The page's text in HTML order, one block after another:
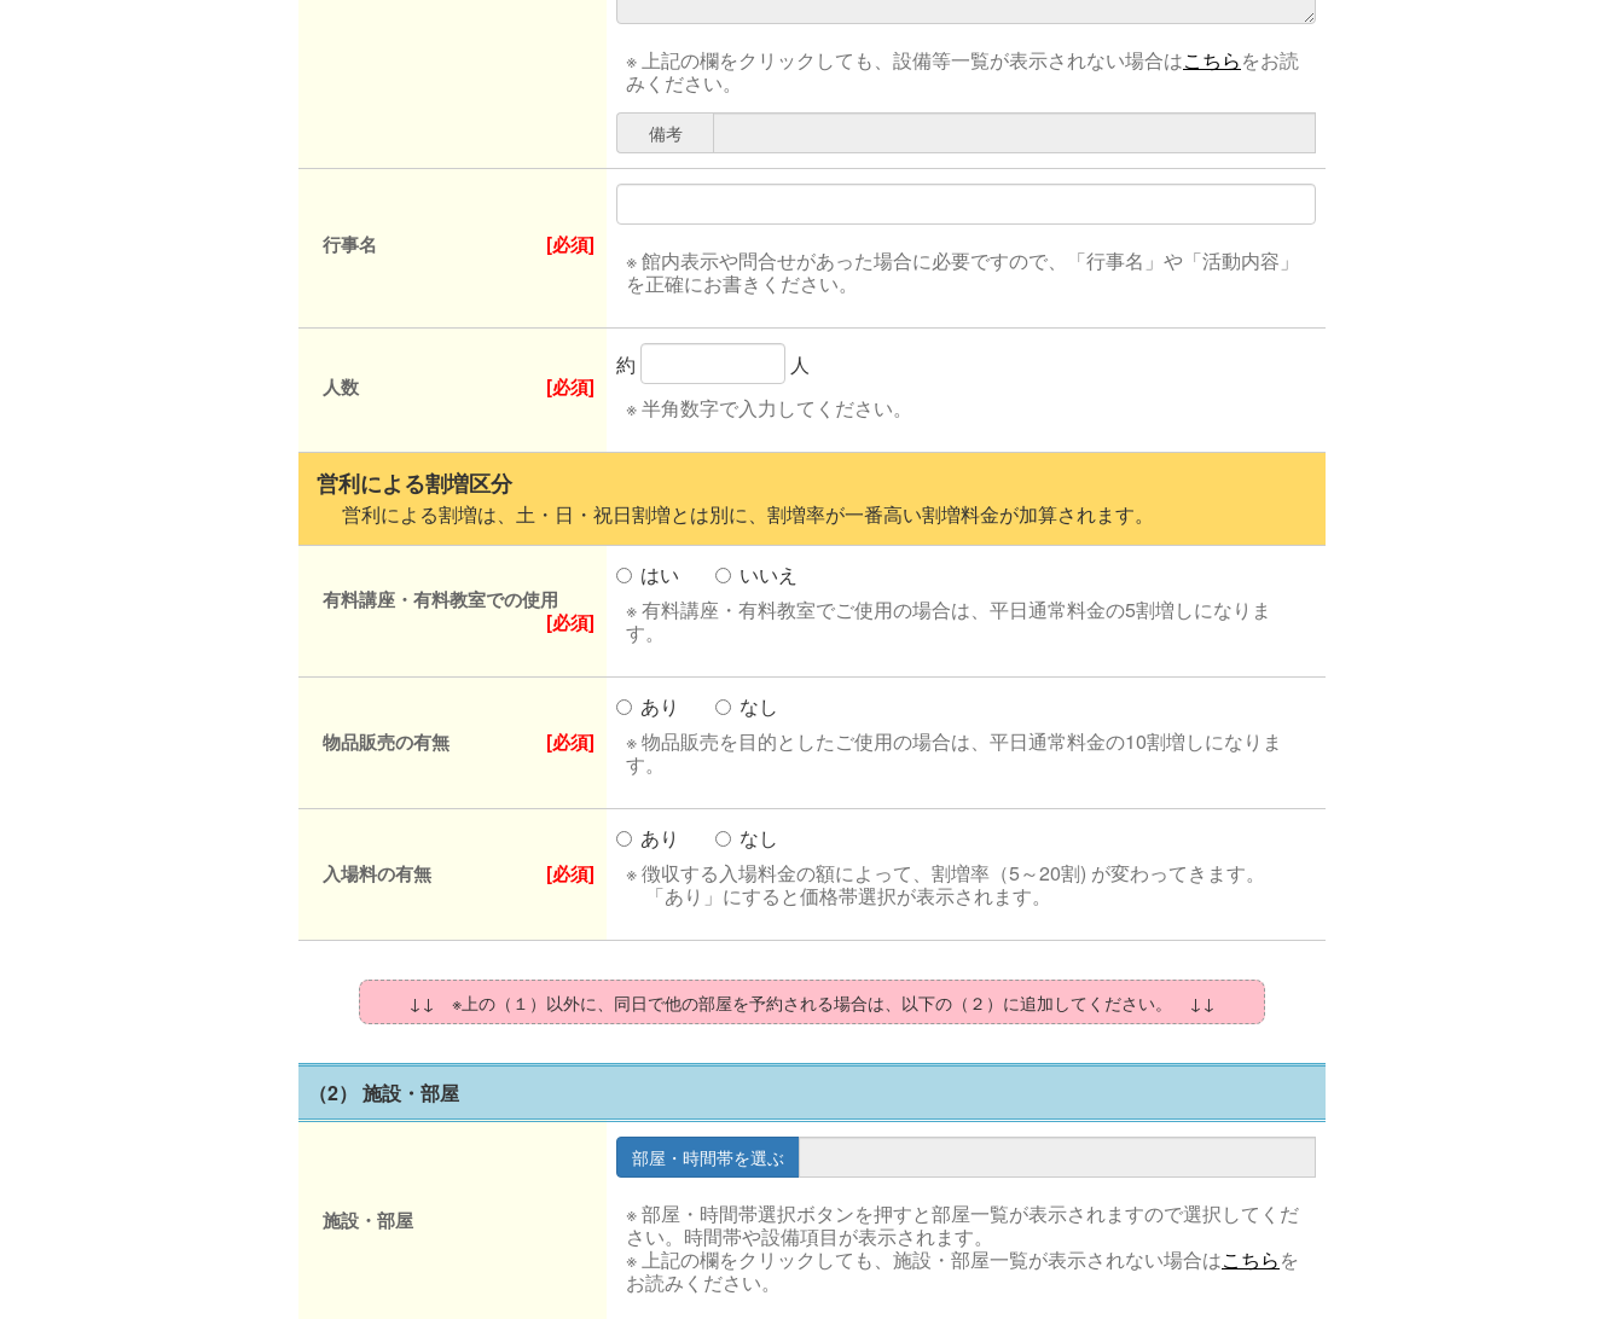
※ 上記の欄をクリックしても、設備等一覧が表示されない場合はこちらをお読
みください。
備考
行事名 [必須]
※ 館内表示や問合せがあった場合に必要ですので、「行事名」や「活動内容」
を正確にお書きください。
人数 [必須]
約
人
※ 半角数字で入力してください。
営利による割増区分
営利による割増は、土・日・祝日割増とは別に、割増率が一番高い割増料金が加算されます。
有料講座・有料教室での使用
[必須]
はい
いいえ
※ 有料講座・有料教室でご使用の場合は、平日通常料金の5割増しになりま
す。
物品販売の有無 [必須]
あり
なし
※ 物品販売を目的としたご使用の場合は、平日通常料金の10割増しになりま
す。
入場料の有無 [必須]
あり
なし
※ 徴収する入場料金の額によって、割増率（5～20割) が変わってきます。
「あり」にすると価格帯選択が表示されます。
↓↓ ※上の（１）以外に、同日で他の部屋を予約される場合は、以下の（２）に追加してください。 ↓↓
（2） 施設・部屋
施設・部屋
※ 部屋・時間帯選択ボタンを押すと部屋一覧が表示されますので選択してくだ
さい。時間帯や設備項目が表示されます。
※ 上記の欄をクリックしても、施設・部屋一覧が表示されない場合はこちらを
お読みください。